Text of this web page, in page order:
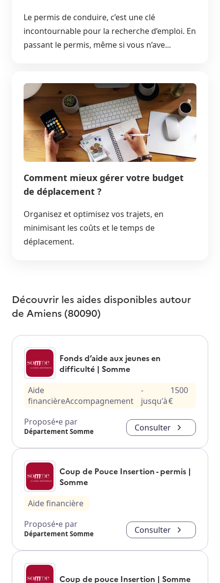
Le permis de conduire, c’est une clé
incontournable pour la recherche d’emploi. En
passant le permis, même si vous n’ave...
Comment mieux gérer votre budget
de déplacement ?
Organisez et optimisez vos trajets, en
minimisant les coûts et le temps de
déplacement.
Découvrir les aides disponibles autour
de Amiens (80090)
Fonds d’aide aux jeunes en
difficulté | Somme
Aide
financièreAccompagnement
-
jusqu'à
1500
€
Proposé•e par
Département Somme Consulter
Coup de Pouce Insertion - permis |
Somme
Aide financière
Proposé•e par
Département Somme Consulter
Coup de pouce Insertion | Somme